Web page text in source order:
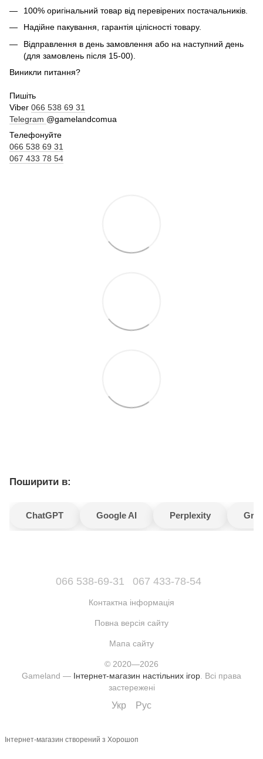
100% оригінальний товар від перевірених постачальників.
Надійне пакування, гарантія цілісності товару.
Відправлення в день замовлення або на наступний день
(для замовлень після 15-00).
Виникли питання?
Пишіть
Viber 066 538 69 31
Telegram @gamelandcomua
Телефонуйте
066 538 69 31
067 433 78 54
Поширити в:
ChatGPT Google AI Perplexity
066 538-69-31 067 433-78-54
Контактна інформація
Повна версія сайту
Мапа сайту
© 2020—2026
Gameland — Інтернет-магазин настільних ігор . Всі права
застережені
Укр Рус
Інтернет-магазин створений з Хорошоп